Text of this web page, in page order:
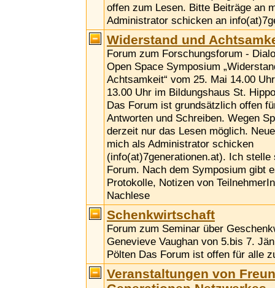
offen zum Lesen. Bitte Beiträge an
Administrator schicken an
Widerstand und
Forum zum Forschungsforum -
Open Space Symposium
Achtsamkeit“ vom 25. Mai 14.00
13.00 Uhr im Bildungshaus St.
Das Forum ist grundsätzlich offen
Antworten und Schreiben. Wegen
derzeit nur das Lesen möglich.
mich als Administrator schicken
(info(at)7generationen.at). Ich stelle
Forum. Nach dem Symposium gibt
Protokolle, Notizen von
Nachlese
Schenkwirtschaft
Forum zum Seminar über
Genevieve Vaughan von 5.bis 7.
Pölten Das Forum ist offen für alle
Veranstaltungen von